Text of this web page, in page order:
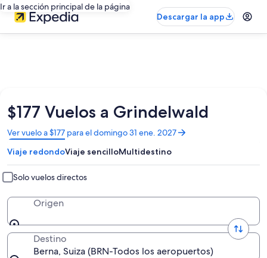
Ir a la sección principal de la página
Descargar la app
$177 Vuelos a Grindelwald
Ver vuelo a $177 para el domingo 31 ene. 2027
Se
abrirá
en
una
nueva
ventana
Viaje redondoViaje sencilloMultidestino
Solo vuelos directos
Origen
Destino
Berna, Suiza (BRN-Todos los aeropuertos)